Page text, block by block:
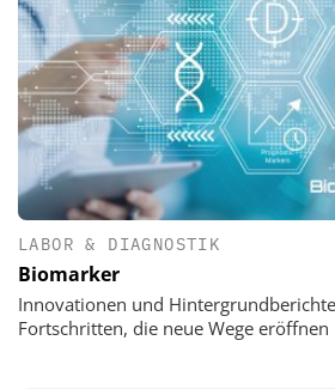
LABOR & DIAGNOSTIK
Biomarker
Innovationen und
Fortschritten, die neue Wege eröffnen